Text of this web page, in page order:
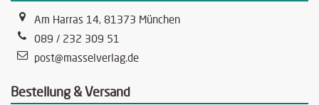
Am Harras 14, 81373 München
089 / 232 309 51
post@masselverlag.de
Bestellung & Versand